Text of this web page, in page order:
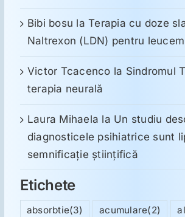
Bibi bosu laTerapia cu doze
Naltrexon (LDN) pentru
Victor Tcacenco la Sindromul
terapia neurală
Laura Mihaela la Un studiu
diagnosticele psihiatrice sunt
semnificație științifică
Etichete
absorbtie(3) acumulare(2)